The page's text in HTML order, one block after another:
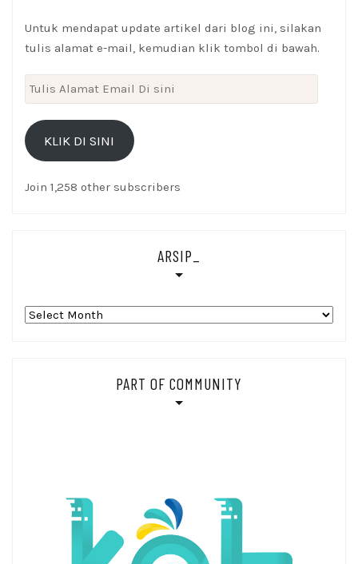
Untuk mendapat update artikel dari blog ini, silakan
tulis alamat e-mail, kemudian klik tombol di bawah.
Tulis
Alamat
Email
KLIK DI SINI
Join 1,258 other subscribers
ARSIP_
Arsip_
PART OF COMMUNITY